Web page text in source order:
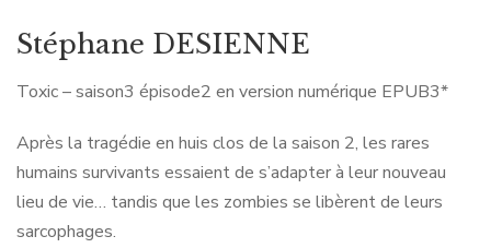
Stéphane DESIENNE
Toxic – saison3 épisode2 en version numérique EPUB3*
Après la tragédie en huis clos de la saison 2, les rares
humains survivants essaient de s’adapter à leur nouveau
lieu de vie… tandis que les zombies se libèrent de leurs
sarcophages.